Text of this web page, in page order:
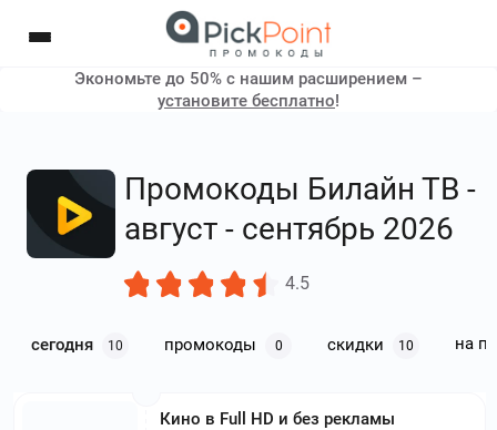
Экономьте до 50% с нашим расширением –
установите бесплатно!
Промокоды Билайн ТВ -
август - сентябрь 2026
4.5
сегодня 10 промокоды 0 скидки 10 на
Кино в Full HD и без рекламы